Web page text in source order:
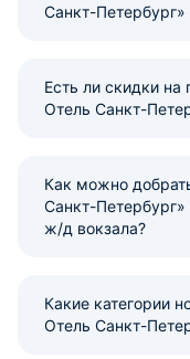
Санкт-
Есть ли скидки
Отель Санкт-
Как можно
Санкт-
ж/д вокзала?
Какие категории
Отель Санкт-